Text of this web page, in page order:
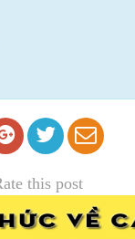
this post